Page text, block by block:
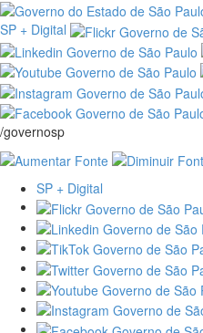
SP + Digital
/governosp
SP + Digital